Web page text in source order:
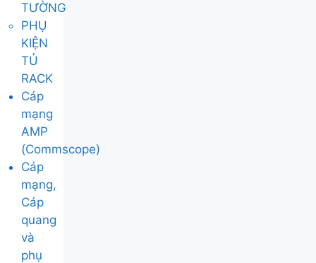
TƯỜNG
PHỤ
KIỆN
TỦ
RACK
Cáp
mạng
AMP
(Commscope)
Cáp
mạng,
Cáp
quang
và
phụ